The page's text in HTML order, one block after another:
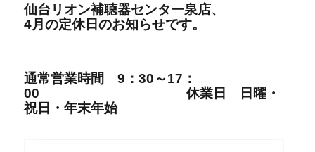
仙台リオン補聴器センター泉店、
4月の定休日のお知らせです。
通常営業時間9：30～17：
00
休業日 日曜・
祝日・年末年始